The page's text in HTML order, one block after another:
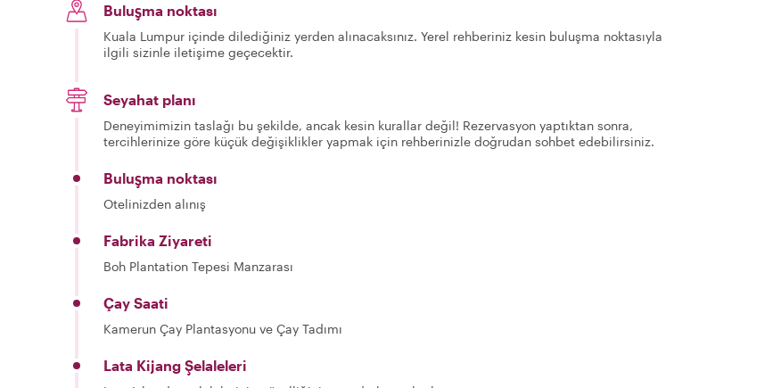
Buluşma noktası
Kuala Lumpur içinde dilediğiniz yerden alınacaksınız. Yerel rehberiniz kesin buluşma noktasıyla
ilgili sizinle iletişime geçecektir.
Seyahat planı
Deneyimimizin taslağı bu şekilde, ancak kesin kurallar değil! Rezervasyon yaptıktan sonra,
tercihlerinize göre küçük değişiklikler yapmak için rehberinizle doğrudan sohbet edebilirsiniz.
Buluşma noktası
Otelinizden alınış
Fabrika Ziyareti
Boh Plantation Tepesi Manzarası
Çay Saati
Kamerun Çay Plantasyonu ve Çay Tadımı
Lata Kijang Şelaleleri